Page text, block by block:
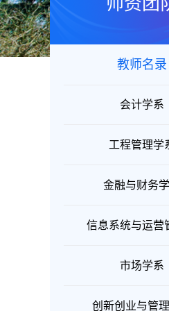
教师名录
会计学系
工程管理学
金融与财务
信息系统与运营
市场学系
创新创业与管